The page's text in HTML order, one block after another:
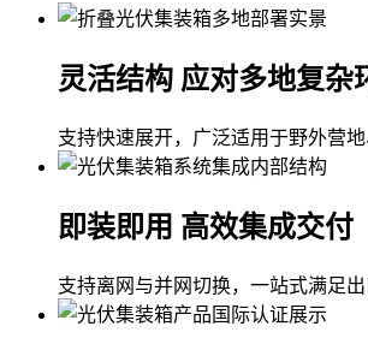
灵活结构 应对多地复杂
支持快速展开，广泛适用于野外营
即装即用 高效集成交付
支持离网与并网切换，一站式满足